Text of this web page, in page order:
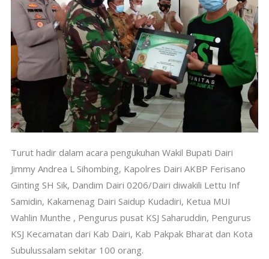
Turut hadir dalam acara pengukuhan Wakil Bupati Dairi
Jimmy Andrea L Sihombing, Kapolres Dairi AKBP Ferisano
Ginting SH Sik, Dandim Dairi 0206/Dairi diwakili Lettu Inf
Samidin, Kakamenag Dairi Saidup Kudadiri, Ketua MUI
Wahlin Munthe , Pengurus pusat KSJ Saharuddin, Pengurus
KSJ Kecamatan dari Kab Dairi, Kab Pakpak Bharat dan Kota
Subulussalam sekitar 100 orang.